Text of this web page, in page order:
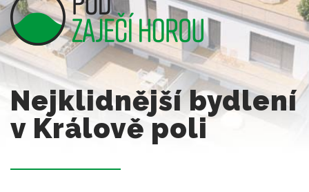
Nejklidnější bydlení
v Králově poli